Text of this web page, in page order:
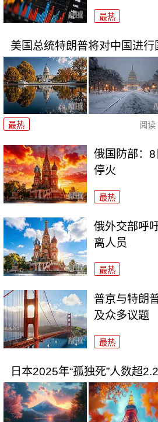
最热
美国总统特朗普将对中国进行
最热 阅读
俄国防部：
停火
最热
俄外交部呼
离人员
最热
普京与特朗
及众多议题
最热
日本2025年“孤独死”人数超